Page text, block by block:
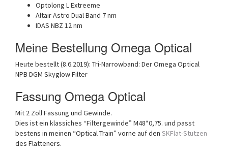
Optolong L Extreeme
Altair Astro Dual Band 7 nm
IDAS NBZ 12 nm
Meine Bestellung Omega Optical
Heute bestellt (8.6.2019): Tri-Narrowband: Der Omega Optical
NPB DGM Skyglow Filter
Fassung Omega Optical
Mit 2 Zoll Fassung und Gewinde.
Dies ist ein klassiches “Filtergewinde” M48*0,75. und passt
bestens in meinen “Optical Train” vorne auf den SKFlat-Stutzen
des Flatteners.